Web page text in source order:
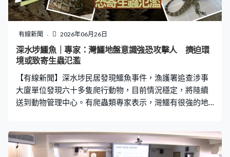
有線新聞 2026年06月26日
深水埗鱷魚｜專家：灣鱷地盤意識強恐攻擊人 擠迫環
境或致寄生蟲氾濫
【有線新聞】深水埗民居發現鱷魚事件，漁護署追查涉事
大廈單位發現六十多隻爬行動物，目前情況穩定，將陸續
送到動物管理中心。有爬蟲類專家表示，灣鱷有很強的地
當你食物，有機會覺得你侵犯牠的地盤，有機會作出攻擊
行為。甚至可能說這些爬行類動物是帶有人畜共染疾病，